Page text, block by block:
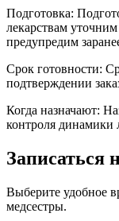
Подготовка:
лекарствам
предупредим
Срок готовности:
подтверждении
Когда назначают:
контроля динамики
Записаться
Выберите удобное
медсестры.